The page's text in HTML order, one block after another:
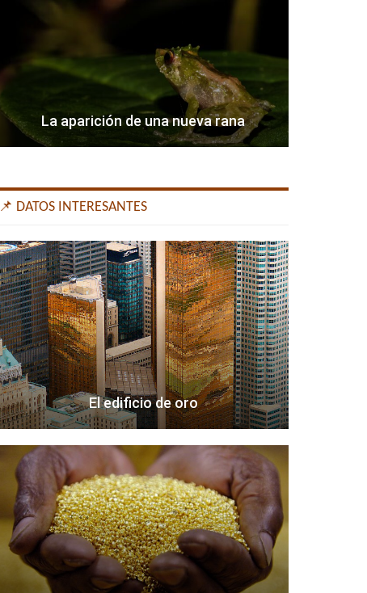
La aparición de una nueva rana
📌 DATOS INTERESANTES
El edificio de oro